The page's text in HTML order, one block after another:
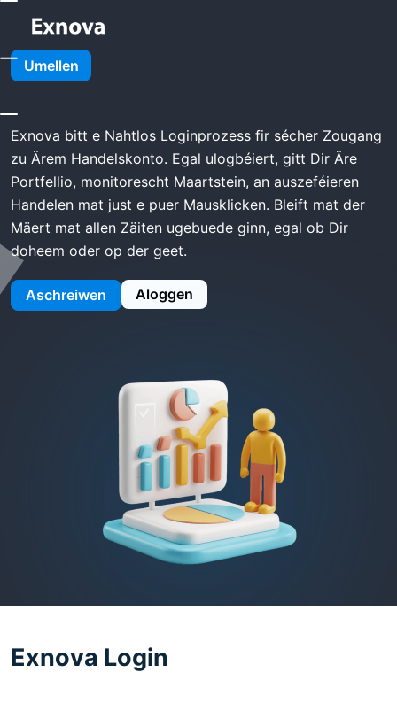
Umellen
Home Exnova Login
Exnova Login
Exnova bitt e Nahtlos Loginprozess fir sécher Zougang
zu Ärem Handelskonto. Egal ulogbéiert, gitt Dir Äre
Portfellio, monitorescht Maartstein, an auszeféieren
Handelen mat just e puer Mausklicken. Bleift mat der
Mäert mat allen Zäiten ugebuede ginn, egal ob Dir
doheem oder op der geet.
Aschreiwen Aloggen
Exnova Login